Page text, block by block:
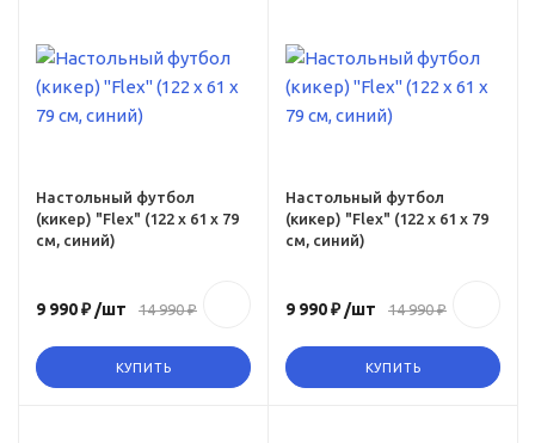
Настольный футбол
(кикер) "Flex" (122 x 61 x 79
см, синий)
9 990 ₽/шт 14 990 ₽
КУПИТЬ
Настольный футбол
(кикер) "Flex" (122 x 61 x 79
см, синий)
9 990 ₽/шт 14 990 ₽
КУПИТЬ